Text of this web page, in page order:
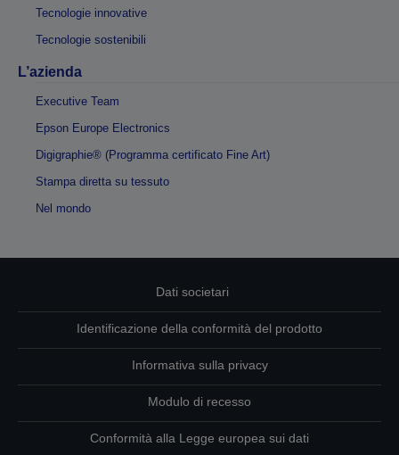
Tecnologie innovative
Tecnologie sostenibili
L’azienda
Executive Team
Epson Europe Electronics
Digigraphie® (Programma certificato Fine Art)
Stampa diretta su tessuto
Nel mondo
Dati societari
Identificazione della conformità del prodotto
Informativa sulla privacy
Modulo di recesso
Conformità alla Legge europea sui dati